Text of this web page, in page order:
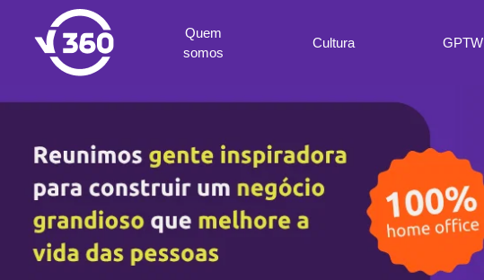
Quem
somos
Cultura GPTW